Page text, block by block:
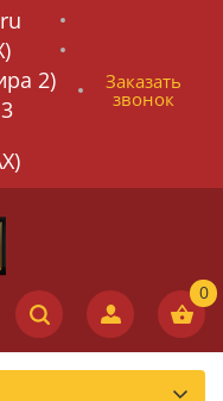
2)
Заказать
звонок